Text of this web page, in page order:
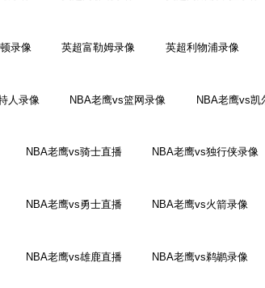
录像 英超富勒姆录像 英超利物浦录像
人录像 NBA老鹰vs篮网录像 NBA老鹰vs凯
NBA老鹰vs骑士直播 NBA老鹰vs独行侠录像
NBA老鹰vs勇士直播 NBA老鹰vs火箭录像
NBA老鹰vs雄鹿直播 NBA老鹰vs鹈鹕录像